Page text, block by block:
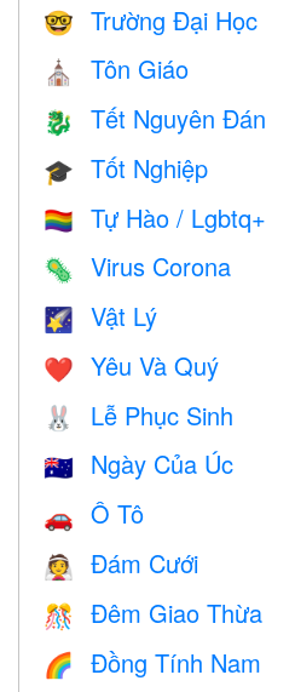
🤓 Trường Đại Học
⛪️ Tôn Giáo
🐉 Tết Nguyên Đán
🎓 Tốt Nghiệp
🏳️‍🌈 Tự Hào / Lgbtq+
🦠 Virus Corona
🌠 Vật Lý
❤️️ Yêu Và Quý
🐰 Lễ Phục Sinh
🇦🇺 Ngày Của Úc
🚗 Ô Tô
👰 Đám Cưới
🎊 Đêm Giao Thừa
🌈 Đồng Tính Nam